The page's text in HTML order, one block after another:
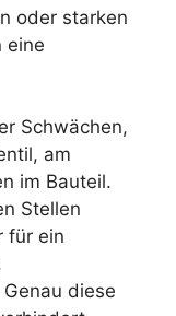
oder starken
eine
Schwächen,
am
im Bauteil.
Stellen
für ein
diese